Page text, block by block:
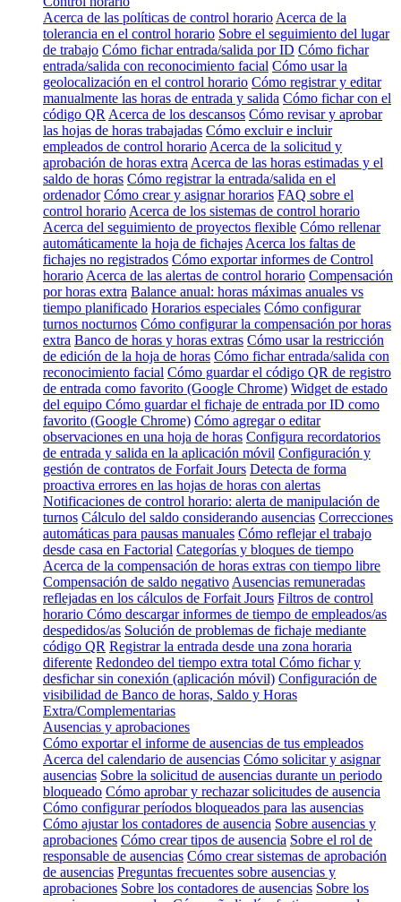
Acerca de las políticas de control horario Acerca de la
tolerancia en el control horario Sobre el seguimiento del lugar
de trabajo Cómo fichar entrada/salida por ID Cómo fichar
entrada/salida con reconocimiento facial Cómo usar la
geolocalización en el control horario Cómo registrar y editar
manualmente las horas de entrada y salida Cómo fichar con el
código QR Acerca de los descansos Cómo revisar y aprobar
las hojas de horas trabajadas Cómo excluir e incluir
empleados de control horario Acerca de la solicitud y
aprobación de horas extra Acerca de las horas estimadas y el
saldo de horas Cómo registrar la entrada/salida en el
ordenador Cómo crear y asignar horarios FAQ sobre el
control horario Acerca de los sistemas de control horario
Acerca del seguimiento de proyectos flexible Cómo rellenar
automáticamente la hoja de fichajes Acerca los faltas de
fichajes no registrados Cómo exportar informes de Control
horario Acerca de las alertas de control horario Compensación
por horas extra Balance anual: horas máximas anuales vs
tiempo planificado Horarios especiales Cómo configurar
turnos nocturnos Cómo configurar la compensación por horas
extra Banco de horas y horas extras Cómo usar la restricción
de edición de la hoja de horas Cómo fichar entrada/salida con
reconocimiento facial Cómo guardar el código QR de registro
de entrada como favorito (Google Chrome) Widget de estado
del equipo Cómo guardar el fichaje de entrada por ID como
favorito (Google Chrome) Cómo agregar o editar
observaciones en una hoja de horas Configura recordatorios
de entrada y salida en la aplicación móvil Configuración y
gestión de contratos de Forfait Jours Detecta de forma
proactiva errores en las hojas de horas con alertas
Notificaciones de control horario: alerta de manipulación de
turnos Cálculo del saldo considerando ausencias Correcciones
automáticas para pausas manuales Cómo reflejar el trabajo
desde casa en Factorial Categorías y bloques de tiempo
Acerca de la compensación de horas extras con tiempo libre
Compensación de saldo negativo Ausencias remuneradas
reflejadas en los cálculos de Forfait Jours Filtros de control
horario Cómo descargar informes de tiempo de empleados/as
despedidos/as Solución de problemas de fichaje mediante
código QR Registrar la entrada desde una zona horaria
diferente Redondeo del tiempo extra total Cómo fichar y
desfichar sin conexión (aplicación móvil) Configuración de
visibilidad de Banco de horas, Saldo y Horas
Extra/Complementarias
Ausencias y aprobaciones
Cómo exportar el informe de ausencias de tus empleados
Acerca del calendario de ausencias Cómo solicitar y asignar
ausencias Sobre la solicitud de ausencias durante un periodo
bloqueado Cómo aprobar y rechazar solicitudes de ausencia
Cómo configurar períodos bloqueados para las ausencias
Cómo ajustar los contadores de ausencia Sobre ausencias y
aprobaciones Cómo crear tipos de ausencia Sobre el rol de
responsable de ausencias Cómo crear sistemas de aprobación
de ausencias Preguntas frecuentes sobre ausencias y
aprobaciones Sobre los contadores de ausencias Sobre los